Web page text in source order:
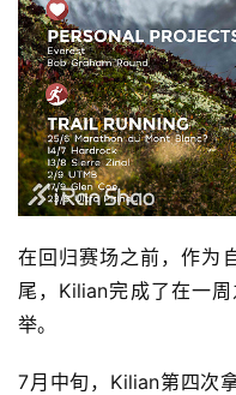
在回归赛场之前，作为
尾，Kilian完成了在一
举。
7月中旬，Kilian第四次